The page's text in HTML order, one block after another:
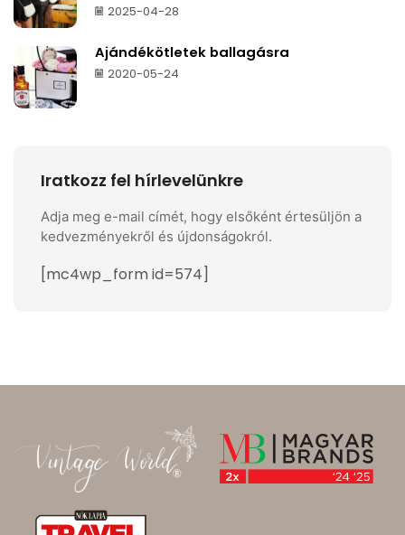
2025-04-28
Ajándékötletek ballagásra
2020-05-24
Iratkozz fel hírlevelünkre
Adja meg e-mail címét, hogy elsőként értesüljön a
kedvezményekről és újdonságokról.
[mc4wp_form id=574]